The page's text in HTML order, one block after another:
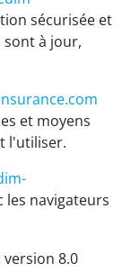
sécurisée et
sont à jour,
et moyens
l'utiliser.
les navigateurs
8.0